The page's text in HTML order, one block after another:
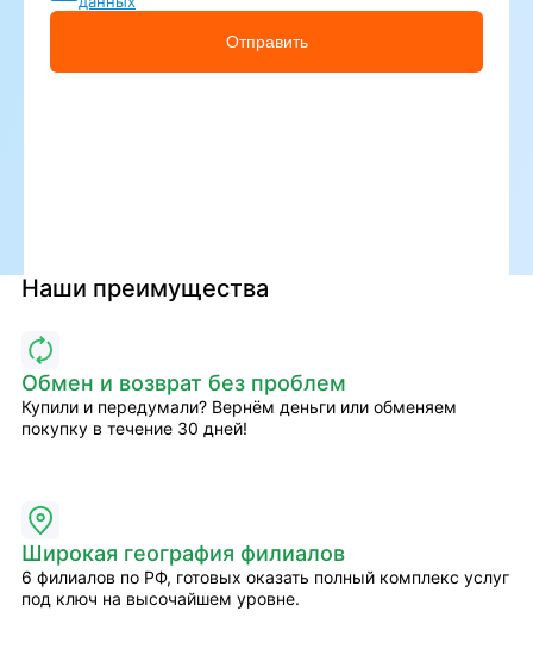
Отправить
Наши преимущества
Обмен и возврат без проблем
Купили и передумали? Вернём деньги или обменяем
покупку в течение 30 дней!
Широкая география филиалов
6 филиалов по РФ, готовых оказать полный комплекс услуг
под ключ на высочайшем уровне.